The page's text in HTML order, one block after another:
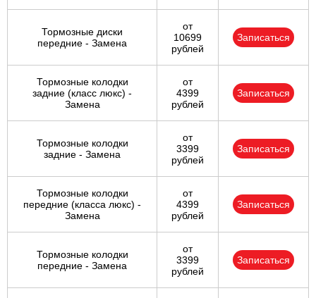
Тормозные диски
передние - Замена
от
10699
рублей
Записаться
Тормозные колодки
задние (класс люкс) -
Замена
от
4399
рублей
Записаться
Тормозные колодки
задние - Замена
от
3399
рублей
Записаться
Тормозные колодки
передние (класса люкс) -
Замена
от
4399
рублей
Записаться
Тормозные колодки
передние - Замена
от
3399
рублей
Записаться